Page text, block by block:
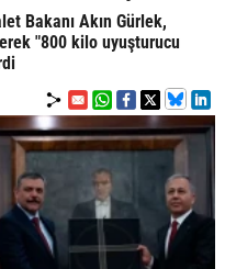
Bakanı Akın Gürlek,
"800 kilo uyuşturucu